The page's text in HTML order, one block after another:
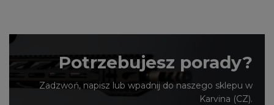
Potrzebujesz porady?
Zadzwoń, napisz lub wpadnij do naszego sklepu w
Karvina (CZ).